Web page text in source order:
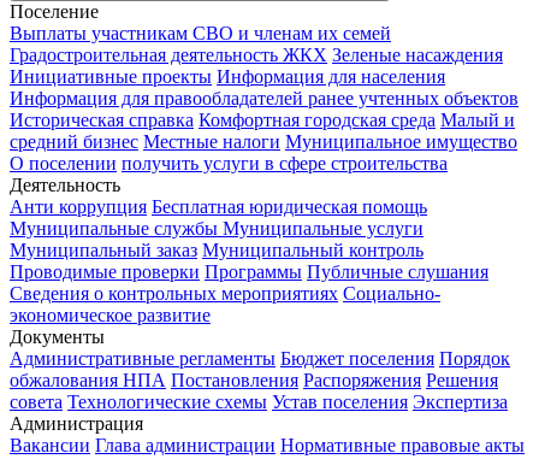
Поселение
Выплаты участникам СВО и членам их семей
Градостроительная деятельность ЖКХ Зеленые насаждения
Инициативные проекты Информация для населения
Информация для правообладателей ранее учтенных объектов
Историческая справка Комфортная городская среда Малый и
средний бизнес Местные налоги Муниципальное имущество
О поселении получить услуги в сфере строительства
Деятельность
Анти коррупция Бесплатная юридическая помощь
Муниципальные службы Муниципальные услуги
Муниципальный заказ Муниципальный контроль
Проводимые проверки Программы Публичные слушания
Сведения о контрольных мероприятиях Социально-
экономическое развитие
Документы
Административные регламенты Бюджет поселения Порядок
обжалования НПА Постановления Распоряжения Решения
совета Технологические схемы Устав поселения Экспертиза
Администрация
Вакансии Глава администрации Нормативные правовые акты